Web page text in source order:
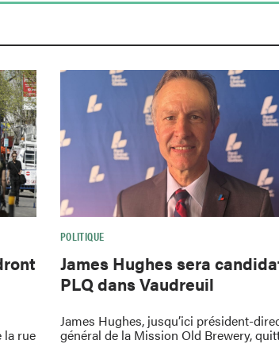
la rue
POLITIQUE
James Hughes sera
PLQ dans Vaudreuil
James Hughes, jusqu’ici président-
général de la Mission Old Brewery,